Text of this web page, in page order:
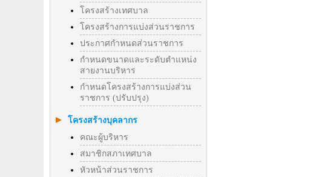
โครงสร้างเทศบาล
โครงสร้างการแบ่งส่วนราชการ
ประกาศกำหนดส่วนราชการ
กำหนดขนาดและระดับตำแหน่ง
สายงานบริหาร
กำหนดโครงสร้างการแบ่งส่วน
ราชการ (ปรับปรุง)
โครงสร้างบุคลากร
คณะผู้บริหาร
สมาชิกสภาเทศบาล
หัวหน้าส่วนราชการ